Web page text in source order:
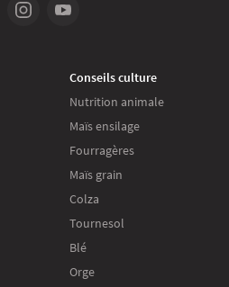
Conseils culture
Nutrition animale
Maïs ensilage
Fourragères
Maïs grain
Colza
Tournesol
Blé
Orge